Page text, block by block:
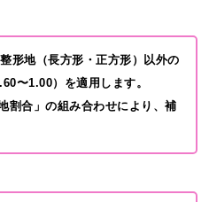
形地（長方形・正方形）以外の
〜1.00）を適用します。
割合」の組み合わせにより、補